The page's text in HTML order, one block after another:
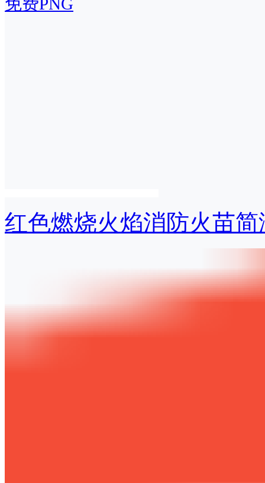
红色燃烧火焰消防火苗简